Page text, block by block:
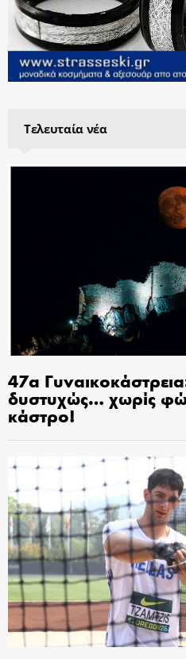
Τελευταία νέα
47α
δυστυχώς… χωρίς
κάστρο!